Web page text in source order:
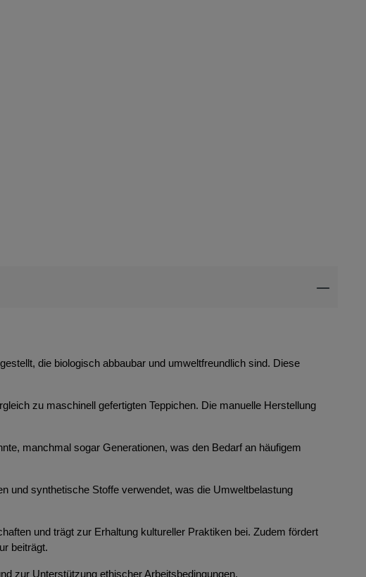
die biologisch abbaubar und umweltfreundlich sind. Diese
zu maschinell gefertigten Teppichen. Die manuelle Herstellung
manchmal sogar Generationen, was den Bedarf an häufigem
und synthetische Stoffe verwendet, was die Umweltbelastung
und trägt zur Erhaltung kultureller Praktiken bei. Zudem fördert
beiträgt.
zur Unterstützung ethischer Arbeitsbedingungen.